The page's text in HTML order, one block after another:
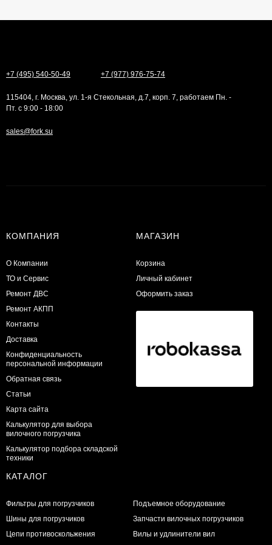
+7 (495) 540-50-49 +7 (977) 976-75-74
115404, г. Москва, ул. 1-я Стекольная, д.7, корп. 7, работаем Пн. -
Пт. с 9:00 - 18:00
sales@fork.su
КОМПАНИЯ
О Компании
ТО и Сервис
​Ремонт ДВС
Ремонт АКПП
Контакты
Доставка
Конфиденциальность
персональной информации
Обратная связь
Статьи
Карта сайта
Калькулятор для выбора
вилочного погрузчика
Калькулятор подбора складской
техники
МАГАЗИН
Корзина
Личный кабинет
Оформить заказ
КАТАЛОГ
Фильтры для погрузчиков
Шины для погрузчиков
Цепи противоскольжения
Подъемное оборудование
Запчасти вилочных погрузчиков
Вилы и удлинители вил